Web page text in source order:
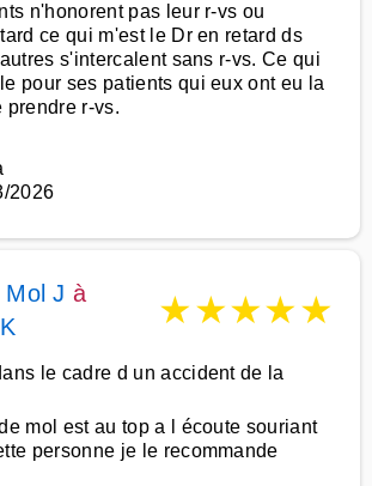
n'honorent pas leur r-vs ou
ce qui m'est le Dr en retard ds
s'intercalent sans r-vs. Ce qui
pour ses patients qui eux ont eu la
prendre r-vs.
2026
Mol J à
★★★★★
le cadre d un accident de la
mol est au top a l écoute souriant
personne je le recommande